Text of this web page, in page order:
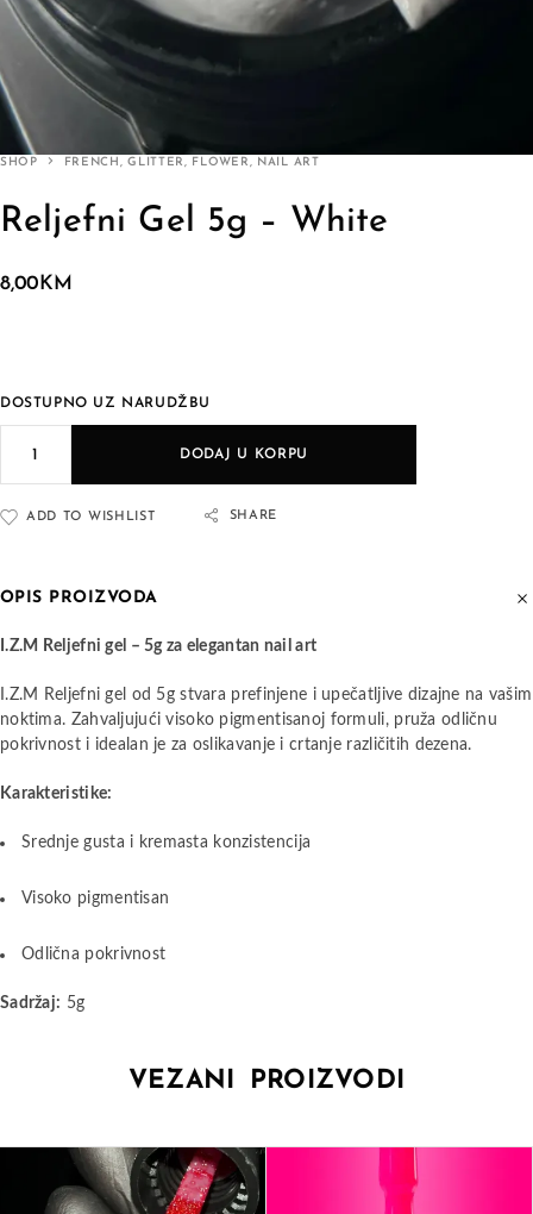
SHOP FRENCH, GLITTER, FLOWER, NAIL ART
Reljefni Gel 5g – White
8,00 KM
DOSTUPNO UZ NARUDŽBU
DODAJ U KORPU
ADD TO WISHLIST SHARE
OPIS PROIZVODA
I.Z.M Reljefni gel – 5g za elegantan nail art
I.Z.M Reljefni gel od 5g stvara prefinjene i upečatljive dizajne na vašim
noktima. Zahvaljujući visoko pigmentisanoj formuli, pruža odličnu
pokrivnost i idealan je za oslikavanje i crtanje različitih dezena.
Karakteristike:
Srednje gusta i kremasta konzistencija
Visoko pigmentisan
Odlična pokrivnost
Sadržaj: 5g
VEZANI PROIZVODI